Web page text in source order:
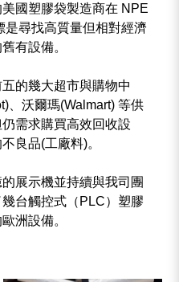
國塑膠袋製造商在 NPE
是尋找高質量但相對經濟
有設備。
的幾大超市與購物中
、沃爾瑪(Walmart) 等供
需求購買高效回收設
良品(工廠料)。
展示機並持續與我司團
台觸控式（PLC）塑膠
洲設備。